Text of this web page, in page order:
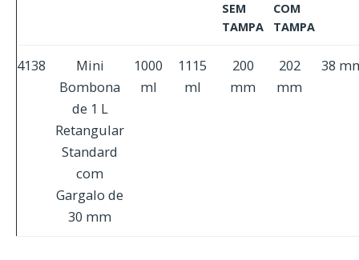
SEM
TAMPA
COM
TAMPA
4138
Mini
Bombona
de 1 L
Retangular
Standard
com
Gargalo de
30 mm
1000
ml
1115
ml
200
mm
202
mm
38